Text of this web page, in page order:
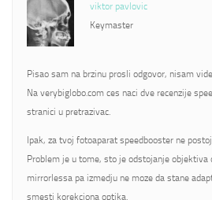
viktor pavlovic
Keymaster
Pisao sam na brzinu prosli odgovor, nisam
Na verybiglobo.com ces naci dve recenzije
stranici u pretrazivac.
Ipak, za tvoj fotoaparat speedbooster ne
Problem je u tome, sto je odstojanje objektiva
mirrorlessa pa izmedju ne moze da stane
smesti korekciona optika.